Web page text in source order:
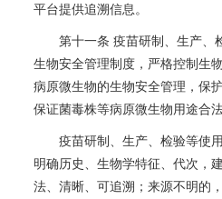
平台提供追溯信息。
第十一条 疫苗研制、生产、
生物安全管理制度，严格控制生
病原微生物的生物安全管理，保
保证菌毒株等病原微生物用途合法
疫苗研制、生产、检验等使
明确历史、生物学特征、代次，
法、清晰、可追溯；来源不明的